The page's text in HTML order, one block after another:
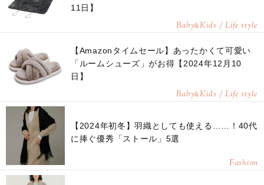
11日】
Baby&Kids / Life style
【Amazonタイムセール】あったかくて可愛い
「ルームシューズ」がお得【2024年12月10
日】
Baby&Kids / Life style
【2024年初冬】羽織としても使える……！40代
に捧ぐ優秀「ストール」5選
Fashion